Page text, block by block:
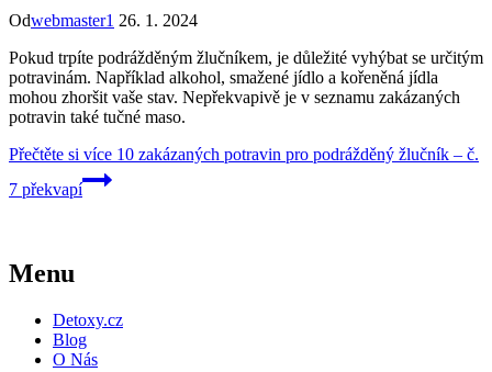
Odwebmaster1 26. 1. 2024
Pokud trpíte podrážděným žlučníkem, je důležité vyhýbat se určitým
potravinám. Například alkohol, smažené jídlo a kořeněná jídla
mohou zhoršit vaše stav. Nepřekvapivě je v seznamu zakázaných
potravin také tučné maso.
Přečtěte si více 10 zakázaných potravin pro podrážděný žlučník – č.
7 překvapí
Menu
Detoxy.cz
Blog
O Nás